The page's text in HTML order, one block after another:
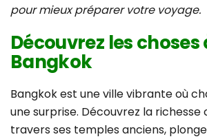
pour mieux préparer votre voyage.
Découvrez les choses
Bangkok
Bangkok est une ville vibrante où
une surprise. Découvrez la richesse
travers ses temples anciens,